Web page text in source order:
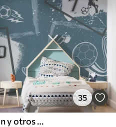
35
Jugadores de fútbol, balón y otros atributos futbolísticos en tonos azules